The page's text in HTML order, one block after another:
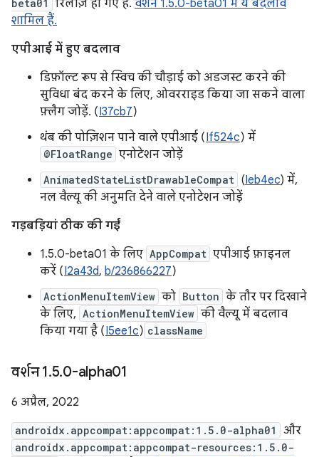
beta01
रिलीज़ हो गए हैं. वर्शन 1.5.0-beta01 में ये बदलाव
शामिल हैं.
एपीआई में हुए बदलाव
डिफ़ॉल्ट रूप से स्विच की चौड़ाई को अडजस्ट करने की
सुविधा बंद करने के लिए, ओवरराइड किया जा सकने वाला
फ़्लैग जोड़ें. (I37cb7)
थंब की पोज़िशन पाने वाले एपीआई (If524c) में
@FloatRange एनोटेशन जोड़ें
AnimatedStateListDrawableCompat (Ieb4ec) में,
नल वैल्यू की अनुमति देने वाले एनोटेशन जोड़ें
गड़बड़ियां ठीक की गईं
1.5.0-beta01 के लिए AppCompat एपीआई फ़ाइनल
करें (I2a43d, b/236866227)
ActionMenuItemView को Button के तौर पर दिखाने
के लिए, ActionMenuItemView की वैल्यू में बदलाव
किया गया है (I5ee1c) className
वर्शन 1.5.0-alpha01
6 अप्रैल, 2022
androidx.appcompat:appcompat:1.5.0-alpha01 और
androidx.appcompat:appcompat-resources:1.5.0-